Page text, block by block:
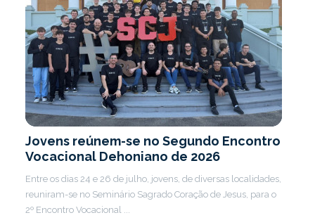
Jovens reúnem-se no Segundo Encontro
Vocacional Dehoniano de 2026
Entre os dias 24 e 26 de julho, jovens, de diversas localidades,
reuniram-se no Seminário Sagrado Coração de Jesus, para o
2º Encontro Vocacional ...